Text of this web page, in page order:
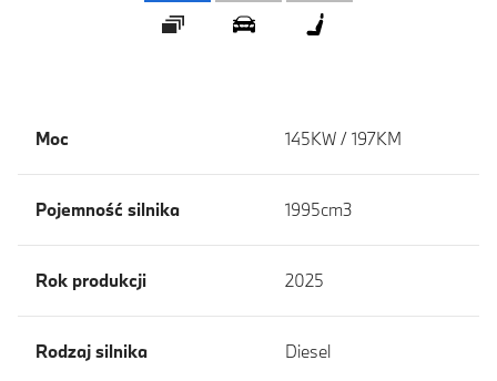
Galeria 360 ° Wygląd zewnętrzny
Moc 145KW / 197KM
Pojemność silnika 1995cm3
Rok produkcji 2025
Rodzaj silnika Diesel